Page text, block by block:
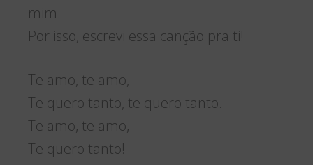
mim.
Por isso, escrevi essa canção pra ti!
Te amo, te amo,
Te quero tanto, te quero tanto.
Te amo, te amo,
Te quero tanto!